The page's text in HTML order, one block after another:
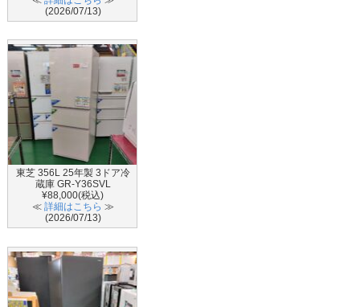
(2026/07/13)
東芝 356L 25年製 3ドア冷
蔵庫 GR-Y36SVL
¥88,000(税込)
≪ 詳細はこちら ≫
(2026/07/13)